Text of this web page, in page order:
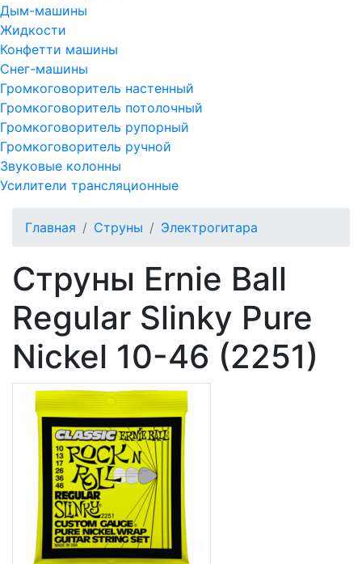
Дым-машины
Жидкости
Конфетти машины
Снег-машины
Громкоговоритель настенный
Громкоговоритель потолочный
Громкоговоритель рупорный
Громкоговоритель ручной
Звуковые колонны
Усилители трансляционные
Главная Струны Электрогитара
Струны Ernie Ball
Regular Slinky Pure
Nickel 10-46 (2251)